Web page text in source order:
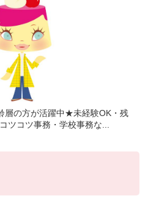
層の方が活躍中★未経験OK・残
ツコツ事務・学校事務な...